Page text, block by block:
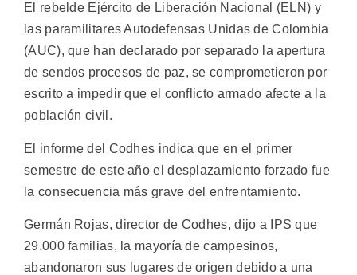
El rebelde Ejército de Liberación Nacional (ELN) y
las paramilitares Autodefensas Unidas de Colombia
(AUC), que han declarado por separado la apertura
de sendos procesos de paz, se comprometieron por
escrito a impedir que el conflicto armado afecte a la
población civil.
El informe del Codhes indica que en el primer
semestre de este año el desplazamiento forzado fue
la consecuencia más grave del enfrentamiento.
Germán Rojas, director de Codhes, dijo a IPS que
29.000 familias, la mayoría de campesinos,
abandonaron sus lugares de origen debido a una